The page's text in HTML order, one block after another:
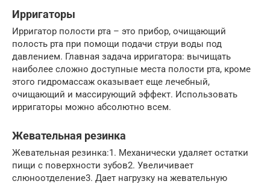
Ирригаторы
Ирригатор полости рта – это прибор, очищающий
полость рта при помощи подачи струи воды под
давлением. Главная задача ирригатора: вычищать
наиболее сложно доступные места полости рта, кроме
этого гидромассаж оказывает еще лечебный,
очищающий и массирующий эффект. Использовать
ирригаторы можно абсолютно всем.
Жевательная резинка
Жевательная резинка:1. Механически удаляет остатки
пищи с поверхности зубов2. Увеличивает
слюноотделение3. Дает нагрузку на жевательную